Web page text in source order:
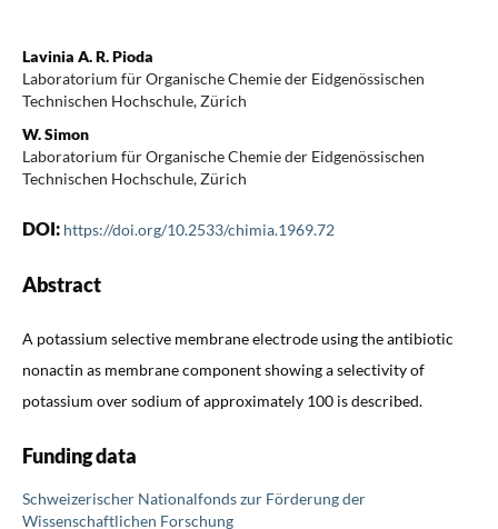
Lavinia A. R. Pioda
Laboratorium für Organische Chemie der Eidgenössischen
Technischen Hochschule, Zürich
W. Simon
Laboratorium für Organische Chemie der Eidgenössischen
Technischen Hochschule, Zürich
DOI: https://doi.org/10.2533/chimia.1969.72
Abstract
A potassium selective membrane electrode using the antibiotic
nonactin as membrane component showing a selectivity of
potassium over sodium of approximately 100 is described.
Funding data
Schweizerischer Nationalfonds zur Förderung der
Wissenschaftlichen Forschung